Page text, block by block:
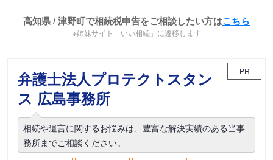
高知県 / 津野町で相続税申告をご相談したい方はこちら
※姉妹サイト「いい相続」に遷移します
弁護士法人プロテクトスタン
ス 広島事務所
PR
相続や遺言に関するお悩みは、豊富な解決実績のある当事
務所までご相談ください。